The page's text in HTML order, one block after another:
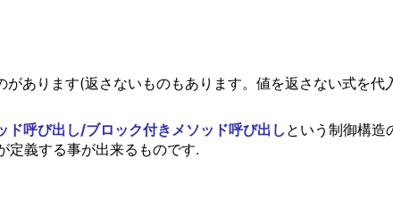
あります(返さないものもあります。値を返さない式を
ド呼び出し/ブロック付きメソッド呼び出し という制御構造
定義する事が出来るものです.